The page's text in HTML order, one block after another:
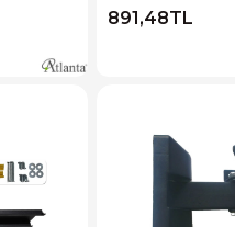
891,48TL